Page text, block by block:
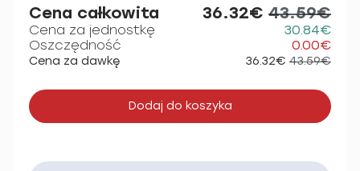
Cena całkowita 36.32€ 43.59€
Cena za jednostkę
30.84€
Oszczędność
0.00€
Cena za dawkę 36.32€ 43.59€
Dodaj do koszyka